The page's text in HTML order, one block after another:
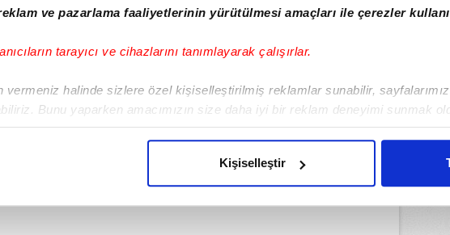
ve pazarlama faaliyetlerinin yürütülmesi amaçları ile çerezler
tarayıcı ve cihazlarını tanımlayarak çalışırlar.
vermeniz halinde sizlere özel kişiselleştirilmiş reklamlar sunabilir,
Bunu yaparken amacımızın size daha iyi bir reklam deneyimi sunmak
adına elimizden gelen çabayı gösterdiğimizi ve bu noktada, reklamların
bu çerezlere izin vermedikleri takdirde, kullanıcılara hedefli
Kişiselleştir
Özel Ayrıcalıkları Keşfedin!